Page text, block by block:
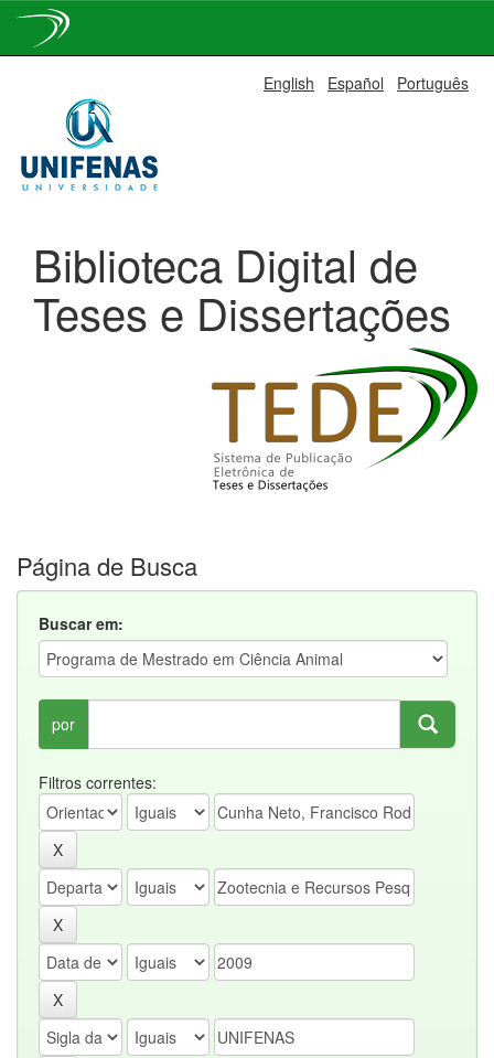
navigation
English Español Português
Biblioteca Digital de
Teses e Dissertações
Página de Busca
Buscar em:
por
Filtros correntes: